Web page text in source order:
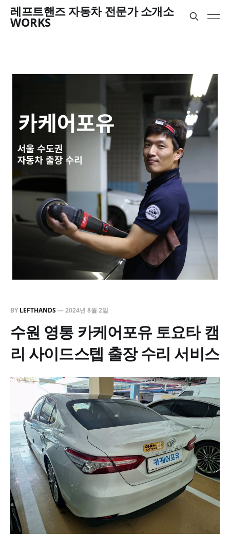
레프트핸즈 자동차 전문가 소개소
WORKS
BY LEFTHANDS —2024년 8월 2일
수원 영통 카케어포유 토요타 캠
리 사이드스텝 출장 수리 서비스